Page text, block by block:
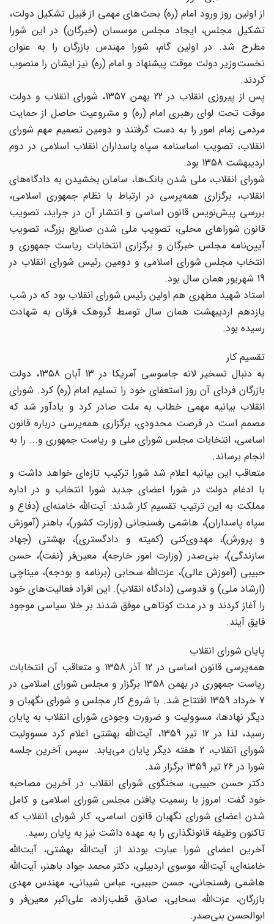
از اولین روز ورود امام (ره)‌ بحث‌های مهمی از قبیل تشکیل دولت،
تشکیل مجلس، ایجاد مجلس موسسان (خبرگان)‌ در این شورا
مطرح شد. در اولین گام، شورا مهندس بازرگان را به عنوان
نخست‌وزیر دولت موقت پیشنهاد و امام (ره)‌ نیز ایشان را منصوب
کردند.
پس از پیروزی انقلاب در 22 بهمن 1357، شورای انقلاب و دولت
موقت تحت لوای رهبری امام (ره)‌ و مشروعیت حاصل از حمایت
مردمی زمام امور را به دست گرفتند و دومین تصمیم مهم شورای
انقلاب، تصویب اساسنامه سپاه پاسداران انقلاب اسلامی در دوم
اردیبهشت 1358 بود.
شورای انقلاب،‌ ملی شدن بانک‌ها،‌ سامان بخشیدن به دادگاه‌های
انقلاب، برگزاری همه‌پرسی در ارتباط با نظام جمهوری اسلامی،
بررسی پیش‌نویس قانون اساسی و انتشار آن در جراید، تصویب
قانون شوراهای محلی، تصویب ملی شدن صنایع بزرگ، تصویب
‌آیین‌نامه مجلس خبرگان و برگزاری انتخابات ریاست جمهوری و
انتخاب مجلس شورای اسلامی و دومین رئیس شورای انقلاب در
استاد شهید مطهری هم اولین رئیس شورای انقلاب بود که در شب
یازدهم اردیبهشت همان سال توسط گروهک فرقان به شهادت
رسیده بود.
تقسیم کار
به دنبال تسخیر لانه جاسوسی آمریکا در 13 آبان 1358، دولت
بازرگان فردای آن روز استعفای خود را تسلیم امام (ره)‌ کرد. شورای
انقلاب بیانیه مهمی خطاب به ملت صادر کرد و یادآور شد که
مصمم است در فرصت محدودی، برگزاری همه‌پرسی درباره قانون
اساسی، انتخابات مجلس شورای ملی و ریاست جمهوری و... را به
انجام برساند.
متعاقب این بیانیه اعلام شد شورا ترکیب تازه‌ای خواهد داشت و
با ادغام دولت در شورا اعضای جدید شورا انتخاب و در اداره
مملکت به این ترتیب تقسیم کار شدند: آیت‌الله خامنه‌ای (دفاع و
سپاه پاسداران)‌، هاشمی رفسنجانی (وزارت کشور)‌، باهنر (آموزش
‌و پرورش)‌، مهدوی‌کنی (کمیته و دادگستری)‌، بهشتی (جهاد
سازندگی)‌، بنی‌صدر (وزارت امور خارجه)‌، معین‌فر (نفت)‌، حسن
حبیبی (آموزش عالی)‌، عزت‌الله سحابی (برنامه و بودجه)‌، میناچی
(ارشاد ملی) و قدوسی (دادگاه انقلاب)‌. این افراد فعالیت‌های خود
را آغاز کردند و در مدت کوتاهی موفق شدند بر خلا سیاسی موجود
فایق آیند.
پایان شورای انقلاب
همه‌پرسی قانون اساسی در 12 آذر 1358 و متعاقب آن انتخابات
ریاست جمهوری در بهمن 1358 برگزار و مجلس شورای اسلامی در
7 خرداد 1359 افتتاح شد. با شروع کار مجلس و شورای نگهبان و
دیگر نهادها، مسوولیت و ضرورت وجودی شورای انقلاب به پایان
رسید، لذا در 12 تیر 1359، آیت‌‌الله بهشتی اعلام کرد مسوولیت
شورای انقلاب، 2 هفته دیگر پایان می‌یابد. سپس آخرین جلسه
شورا در 26 تیر 1359 برگزار شد.
دکتر حسن حبیبی، سخنگوی شورای انقلاب در آخرین مصاحبه
خود گفت: امروز با رسمیت یافتن مجلس شورای اسلامی و کامل
شدن اعضای شورای نگهبان قانون اساسی، کار شورای انقلاب که
تاکنون وظیفه قانونگذاری را به عهده داشت نیز به پایان رسید.
آخرین اعضای شورا عبارت بودند از: آیت‌الله بهشتی، آیت‌الله
خامنه‌ای، آیت‌الله موسوی اردبیلی، دکتر محمد جواد باهنر، آیت‌الله
هاشمی رفسنجانی، حسن حبیبی، عباس شیبانی، مهندس مهدی
بازرگان، عزت‌الله سحابی، صادق‌ قطب‌زاده، علی‌اکبر معین‌فر و
ابوالحسن بنی‌صدر.